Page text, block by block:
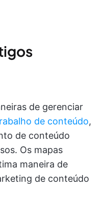
de gerenciar
de conteúdo,
de conteúdo
Os mapas
maneira de
de conteúdo